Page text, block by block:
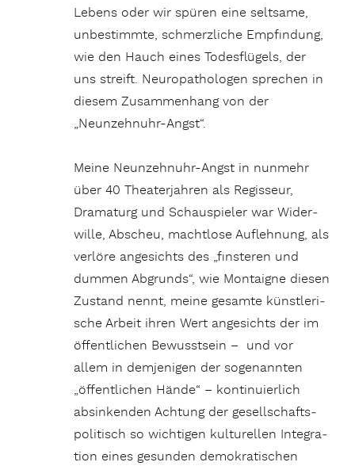
Lebens oder wir spüren eine selt­same,
unbe­stimmte, schmerz­liche Empfin­dung,
wie den Hauch eines Todes­flü­gels, der
uns streift. Neuro­pa­tho­logen spre­chen in
diesem Zusam­men­hang von der
„Neunzehnuhr-Angst“.
Meine Neunzehnuhr-Angst in nunmehr
über 40 Thea­ter­jahren als Regis­seur,
Drama­turg und Schau­spieler war Wider­
wille, Abscheu, macht­lose Aufleh­nung, als
verlöre ange­sichts des „fins­teren und
dummen Abgrunds“, wie Montaigne diesen
Zustand nennt, meine gesamte künst­le­ri­
sche Arbeit ihren Wert ange­sichts der im
öffent­li­chen Bewusst­sein – und vor
allem in demje­nigen der soge­nannten
„öffent­li­chen Hände“ – konti­nu­ier­lich
absin­kenden Achtung der gesell­schafts­
po­li­tisch so wich­tigen kultu­rellen Inte­gra­
tion eines gesunden demo­kra­ti­schen